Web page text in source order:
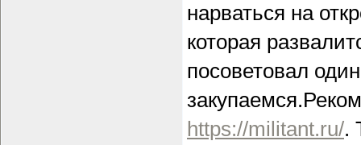
нарваться на
которая
посоветовал
https://militant.ru/.